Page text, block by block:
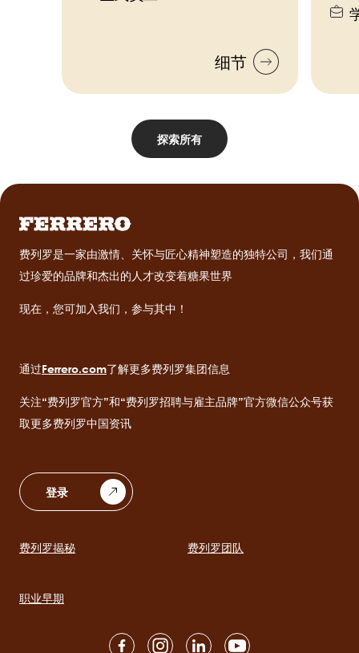
细节
探索所有
费列罗是一家由激情、关怀与匠心精神塑造的独特公司，我们通
过珍爱的品牌和杰出的人才改变着糖果世界
现在，您可加入我们，参与其中！
通过Ferrero.com了解更多费列罗集团信息
关注“费列罗官方”和“费列罗招聘与雇主品牌”官方微信公众号获
取更多费列罗中国资讯
登录
Main
费列罗揭秘 费列罗团队
职业早期